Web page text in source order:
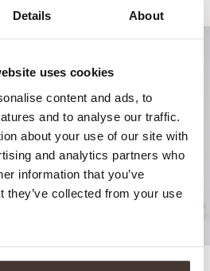
Details About
uses cookies
content and ads, to
and to analyse our traffic.
about your use of our site with
and analytics partners who
information that you’ve
they’ve collected from your use
Campbell Slipper